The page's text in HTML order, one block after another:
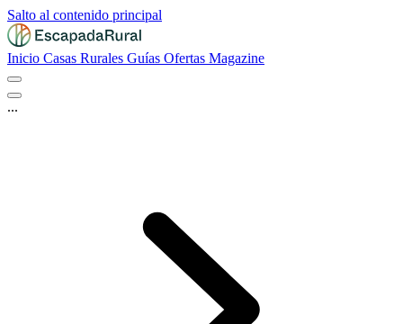
Salto al contenido principal
Inicio Casas Rurales Guías Ofertas Magazine
...